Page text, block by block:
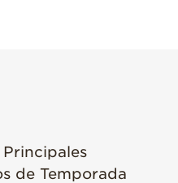
Principales
de Temporada